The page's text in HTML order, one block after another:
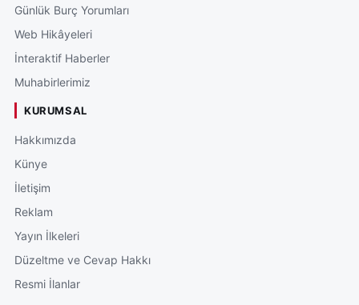
Günlük Burç Yorumları
Web Hikâyeleri
İnteraktif Haberler
Muhabirlerimiz
KURUMSAL
Hakkımızda
Künye
İletişim
Reklam
Yayın İlkeleri
Düzeltme ve Cevap Hakkı
Resmi İlanlar